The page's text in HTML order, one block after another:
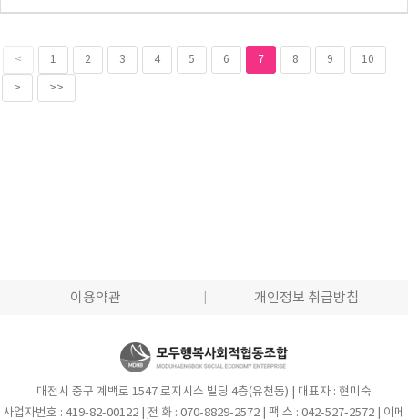
< 1 2 3 4 5 6 7 8 9 10
> >>
이용약관 개인정보 취급방침
대전시 중구 계백로 1547 로지시스 빌딩 4층(유천동) | 대표자 : 현미숙
사업자번호 : 419-82-00122 | 전 화 : 070-8829-2572 | 팩 스 : 042-527-2572 | 이메